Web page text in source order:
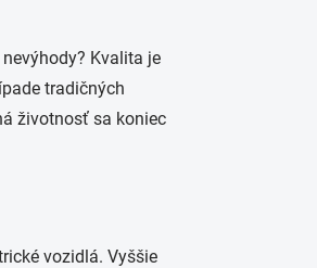
Kvalita je
tradičných
životnosť sa koniec
vozidlá. Vyššie